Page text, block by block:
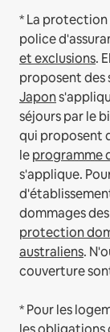
* La protection
police
et exclusions.
proposent des
Japon
séjours par le
qui proposent
leprogramme
s'applique.
dommages
protection
australiens.
couverture
* Pour les